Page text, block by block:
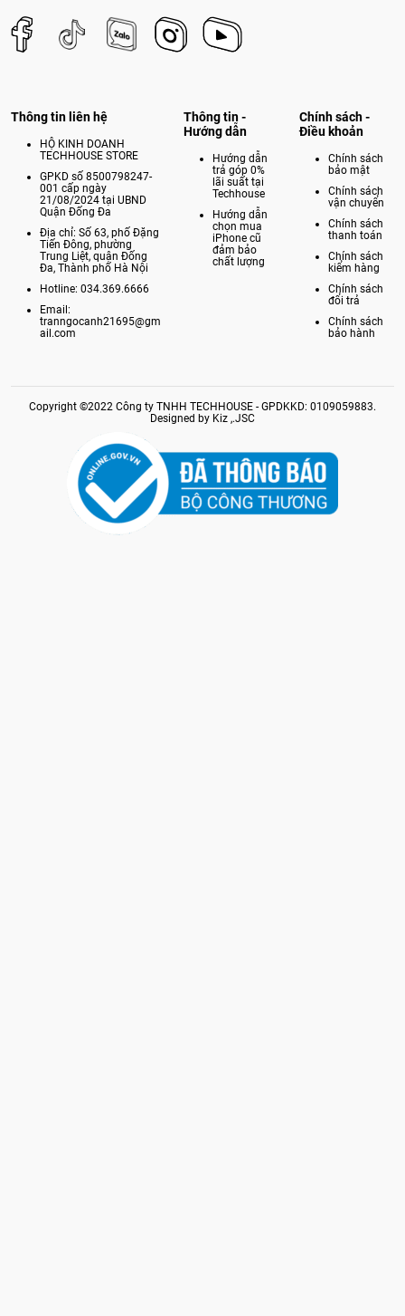
Thông tin liên hệ
HỘ KINH DOANH
TECHHOUSE STORE
GPKD số 8500798247-
001 cấp ngày
21/08/2024 tại UBND
Quận Đống Đa
Địa chỉ: Số 63, phố Đặng
Tiến Đông, phường
Trung Liệt, quận Đống
Đa, Thành phố Hà Nội
Hotline: 034.369.6666
Email:
tranngocanh21695@gm
ail.com
Thông tin -
Hướng dẫn
Hướng dẫn
trả góp 0%
lãi suất tại
Techhouse
Hướng dẫn
chọn mua
iPhone cũ
đảm bảo
chất lượng
Chính sách -
Điều khoản
Chính sách
bảo mật
Chính sách
vận chuyển
Chính sách
thanh toán
Chính sách
kiểm hàng
Chính sách
đổi trả
Chính sách
bảo hành
Copyright ©2022 Công ty TNHH TECHHOUSE - GPDKKD: 0109059883.
Designed by Kiz ,.JSC